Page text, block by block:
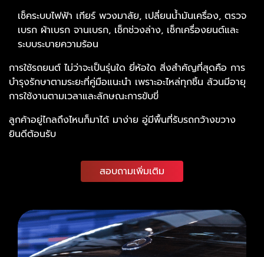
เช็คระบบไฟฟ้า เกียร์ พวงมาลัย, เปลี่ยนน้ำมันเครื่อง, ตรวจ
เบรก ผ้าเบรก จานเบรก, เช็กช่วงล่าง, เช็กเครื่องยนต์และ
ระบบระบายความร้อน
การใช้รถยนต์ ไม่ว่าจะเป็นรุ่นใด ยี่ห้อใด สิ่งสำคัญที่สุดคือ การ
บำรุงรักษาตามระยะที่คู่มือแนะนำ เพราะอะไหล่ทุกชิ้น ล้วนมีอายุ
การใช้งานตามเวลาและลักษณะการขับขี่
ลูกค้าอยู่ไกลถึงไหนก็มาได้ มาง่าย อู่มีพื้นที่รับรถกว้างขวาง
ยินดีต้อนรับ
สอบถามเพิ่มเติม